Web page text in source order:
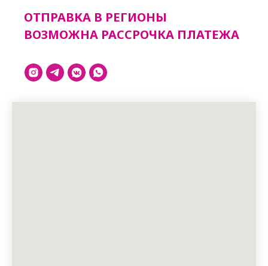
ОТПРАВКА В РЕГИОНЫ
ВОЗМОЖНА РАССРОЧКА ПЛАТЕЖА